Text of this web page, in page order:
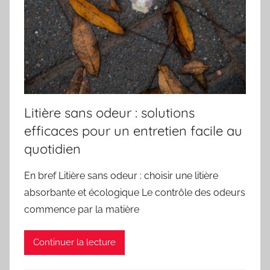
Litière sans odeur : solutions
efficaces pour un entretien facile au
quotidien
En bref Litière sans odeur : choisir une litière
absorbante et écologique Le contrôle des odeurs
commence par la matière
Continuer la lecture